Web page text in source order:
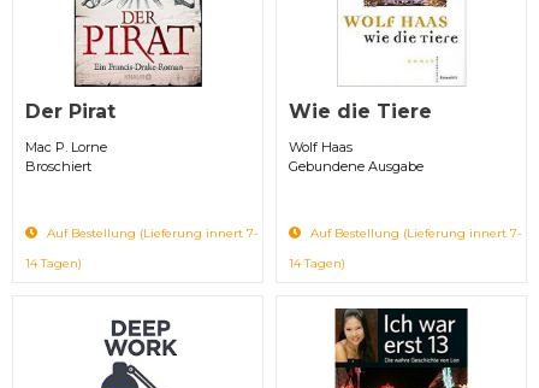
Der Pirat
Mac P. Lorne
Broschiert
Auf Bestellung (Lieferung innert 7-
14 Tagen)
Wie die Tiere
Wolf Haas
Gebundene Ausgabe
Auf Bestellung (Lieferung innert 7-
14 Tagen)